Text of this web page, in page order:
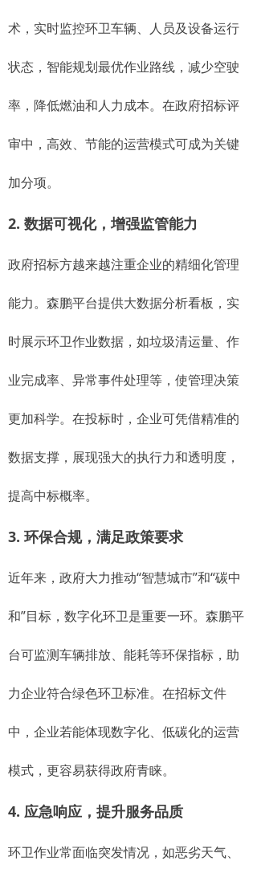
术，实时监控环卫车辆、人员及设备运行
状态，智能规划最优作业路线，减少空驶
率，降低燃油和人力成本。在政府招标评
审中，高效、节能的运营模式可成为关键
加分项。
2. 数据可视化，增强监管能力
政府招标方越来越注重企业的精细化管理
能力。森鹏平台提供大数据分析看板，实
时展示环卫作业数据，如垃圾清运量、作
业完成率、异常事件处理等，使管理决策
更加科学。在投标时，企业可凭借精准的
数据支撑，展现强大的执行力和透明度，
提高中标概率。
3. 环保合规，满足政策要求
近年来，政府大力推动“智慧城市”和“碳中
和”目标，数字化环卫是重要一环。森鹏平
台可监测车辆排放、能耗等环保指标，助
力企业符合绿色环卫标准。在招标文件
中，企业若能体现数字化、低碳化的运营
模式，更容易获得政府青睐。
4. 应急响应，提升服务品质
环卫作业常面临突发情况，如恶劣天气、